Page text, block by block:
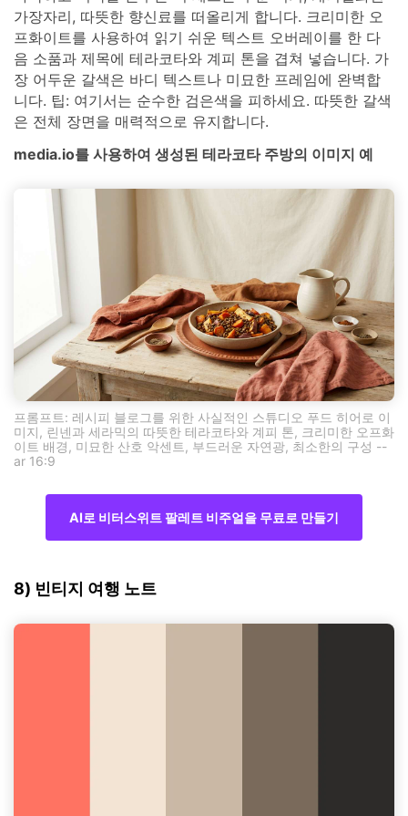
가장자리, 따뜻한 향신료를 떠올리게 합니다. 크리미한 오
프화이트를 사용하여 읽기 쉬운 텍스트 오버레이를 한 다
음 소품과 제목에 테라코타와 계피 톤을 겹쳐 넣습니다. 가
장 어두운 갈색은 바디 텍스트나 미묘한 프레임에 완벽합
니다. 팁: 여기서는 순수한 검은색을 피하세요. 따뜻한 갈색
은 전체 장면을 매력적으로 유지합니다.
media.io를 사용하여 생성된 테라코타 주방의 이미지 예
프롬프트: 레시피 블로그를 위한 사실적인 스튜디오 푸드 히어로 이
미지, 린넨과 세라믹의 따뜻한 테라코타와 계피 톤, 크리미한 오프화
이트 배경, 미묘한 산호 악센트, 부드러운 자연광, 최소한의 구성 --
ar 16:9
AI로 비터스위트 팔레트 비주얼을 무료로 만들기
8) 빈티지 여행 노트